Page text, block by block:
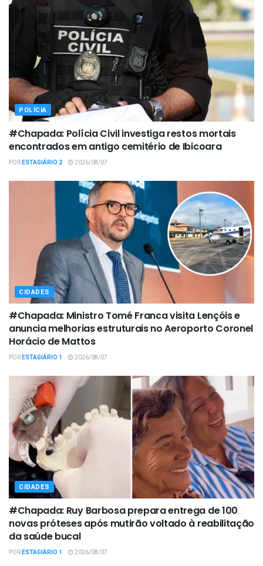
POLÍCIA
#Chapada: Polícia Civil investiga restos mortais
encontrados em antigo cemitério de Ibicoara
PORESTAGIÁRIO 2 2026/08/07
CIDADES
#Chapada: Ministro Tomé Franca visita Lençóis e
anuncia melhorias estruturais no Aeroporto Coronel
Horácio de Mattos
PORESTAGIÁRIO 1 2026/08/07
CIDADES
#Chapada: Ruy Barbosa prepara entrega de 100
novas próteses após mutirão voltado à reabilitação
da saúde bucal
PORESTAGIÁRIO 1 2026/08/07